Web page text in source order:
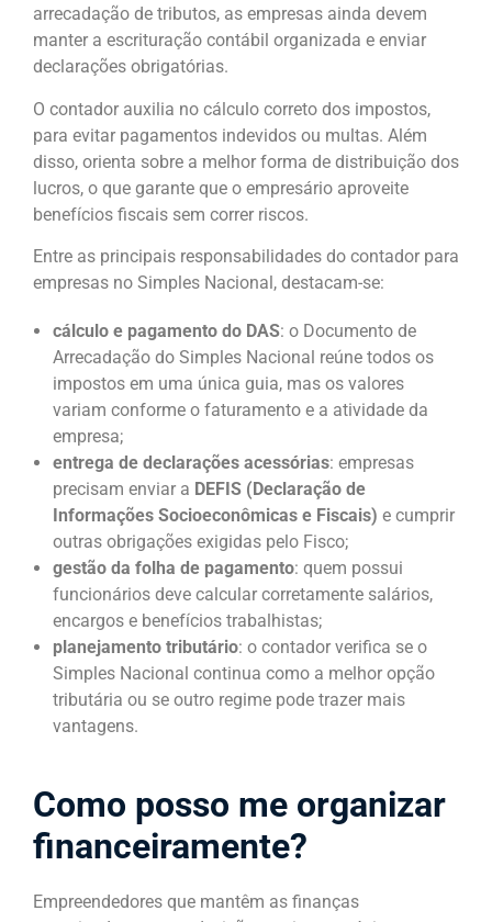
arrecadação de tributos, as empresas ainda devem
manter a escrituração contábil organizada e enviar
declarações obrigatórias.
O contador auxilia no cálculo correto dos impostos,
para evitar pagamentos indevidos ou multas. Além
disso, orienta sobre a melhor forma de distribuição dos
lucros, o que garante que o empresário aproveite
benefícios fiscais sem correr riscos.
Entre as principais responsabilidades do contador para
empresas no Simples Nacional, destacam-se:
cálculo e pagamento do DAS: o Documento de
Arrecadação do Simples Nacional reúne todos os
impostos em uma única guia, mas os valores
variam conforme o faturamento e a atividade da
empresa;
entrega de declarações acessórias: empresas
precisam enviar a DEFIS (Declaração de
Informações Socioeconômicas e Fiscais) e cumprir
outras obrigações exigidas pelo Fisco;
gestão da folha de pagamento: quem possui
funcionários deve calcular corretamente salários,
encargos e benefícios trabalhistas;
planejamento tributário: o contador verifica se o
Simples Nacional continua como a melhor opção
tributária ou se outro regime pode trazer mais
vantagens.
Como posso me organizar
financeiramente?
Empreendedores que mantêm as finanças